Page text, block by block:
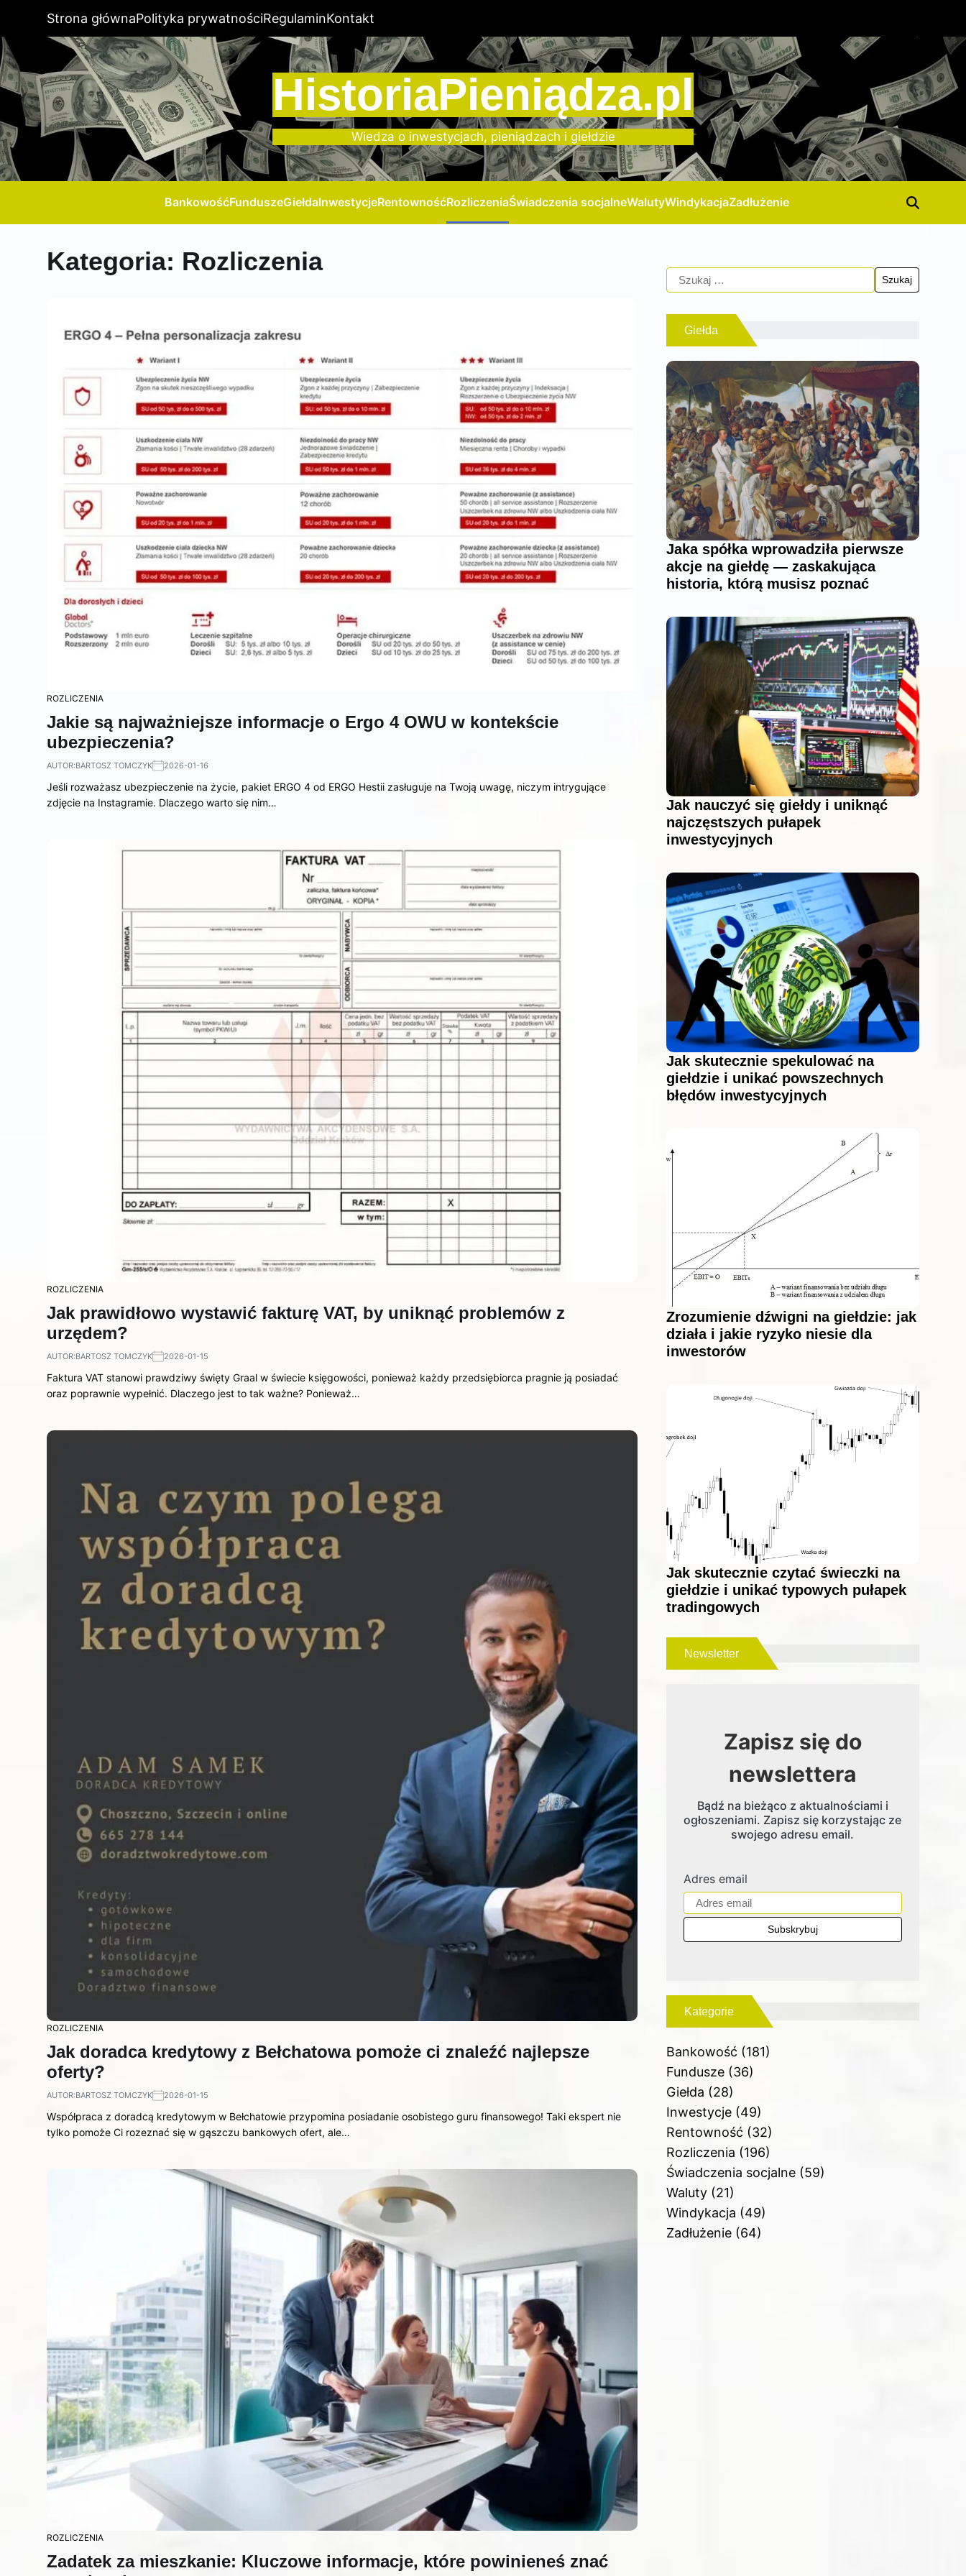
Strona głównaPolityka prywatnościRegulaminKontakt
HistoriaPieniądza.pl
Wiedza o inwestycjach, pieniądzach i giełdzie
BankowośćFunduszeGiełdaInwestycjeRentownośćRozliczeniaŚwiadczenia socjalneWalutyWindykacjaZadłużenie
Kategoria: Rozliczenia
ROZLICZENIA
Jakie są najważniejsze informacje o Ergo 4 OWU w kontekście
ubezpieczenia?
AUTOR:BARTOSZ TOMCZYK 2026-01-16
Jeśli rozważasz ubezpieczenie na życie, pakiet ERGO 4 od ERGO Hestii zasługuje na Twoją uwagę, niczym intrygujące
zdjęcie na Instagramie. Dlaczego warto się nim…
ROZLICZENIA
Jak prawidłowo wystawić fakturę VAT, by uniknąć problemów z
urzędem?
AUTOR:BARTOSZ TOMCZYK 2026-01-15
Faktura VAT stanowi prawdziwy święty Graal w świecie księgowości, ponieważ każdy przedsiębiorca pragnie ją posiadać
oraz poprawnie wypełnić. Dlaczego jest to tak ważne? Ponieważ…
ROZLICZENIA
Jak doradca kredytowy z Bełchatowa pomoże ci znaleźć najlepsze
oferty?
AUTOR:BARTOSZ TOMCZYK 2026-01-15
Współpraca z doradcą kredytowym w Bełchatowie przypomina posiadanie osobistego guru finansowego! Taki ekspert nie
tylko pomoże Ci rozeznać się w gąszczu bankowych ofert, ale…
ROZLICZENIA
Zadatek za mieszkanie: Kluczowe informacje, które powinieneś znać
Giełda
Jaka spółka wprowadziła pierwsze
akcje na giełdę — zaskakująca
historia, którą musisz poznać
Jak nauczyć się giełdy i uniknąć
najczęstszych pułapek
inwestycyjnych
Jak skutecznie spekulować na
giełdzie i unikać powszechnych
błędów inwestycyjnych
Zrozumienie dźwigni na giełdzie: jak
działa i jakie ryzyko niesie dla
inwestorów
Jak skutecznie czytać świeczki na
giełdzie i unikać typowych pułapek
tradingowych
Newsletter
Zapisz się do
newslettera
Bądź na bieżąco z aktualnościami i
ogłoszeniami. Zapisz się korzystając ze
swojego adresu email.
Adres email
Kategorie
Bankowość (181)
Fundusze(36)
Giełda (28)
Inwestycje(49)
Rentowność (32)
Rozliczenia (196)
Świadczenia socjalne(59)
Waluty(21)
Windykacja (49)
Zadłużenie(64)